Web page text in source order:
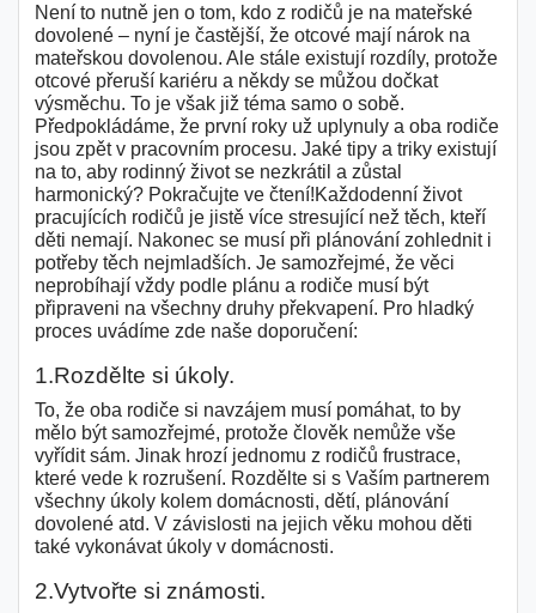
Není to nutně jen o tom, kdo z rodičů je na mateřské
dovolené – nyní je častější, že otcové mají nárok na
mateřskou dovolenou. Ale stále existují rozdíly, protože
otcové přeruší kariéru a někdy se můžou dočkat
výsměchu. To je však již téma samo o sobě.
Předpokládáme, že první roky už uplynuly a oba rodiče
jsou zpět v pracovním procesu. Jaké tipy a triky existují
na to, aby rodinný život se nezkrátil a zůstal
harmonický? Pokračujte ve čtení!Každodenní život
pracujících rodičů je jistě více stresující než těch, kteří
děti nemají. Nakonec se musí při plánování zohlednit i
potřeby těch nejmladších. Je samozřejmé, že věci
neprobíhají vždy podle plánu a rodiče musí být
připraveni na všechny druhy překvapení. Pro hladký
proces uvádíme zde naše doporučení:
1.Rozdělte si úkoly.
To, že oba rodiče si navzájem musí pomáhat, to by
mělo být samozřejmé, protože člověk nemůže vše
vyřídit sám. Jinak hrozí jednomu z rodičů frustrace,
které vede k rozrušení. Rozdělte si s Vaším partnerem
všechny úkoly kolem domácnosti, dětí, plánování
dovolené atd. V závislosti na jejich věku mohou děti
také vykonávat úkoly v domácnosti.
2.Vytvořte si známosti.